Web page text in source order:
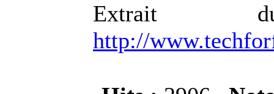
Extrait
http://